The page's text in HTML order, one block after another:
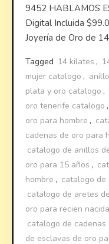
9452 HABLAMOS
Digital Incluida
Joyería de Oro de
Tagged 14 kilates ,
mujer catalogo ,
plata y oro catalogo ,
oro tenerife catalogo ,
oro para hombre ,
cadenas de oro para
catalogo de anillos
oro para 15 años ,
hombre , catalogo de
catalogo de aretes
oro para recien nacida
catalogo de
de esclavas de oro